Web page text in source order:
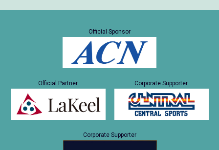
Official Sponsor
Official Partner Corporate Supporter
Corporate Supporter